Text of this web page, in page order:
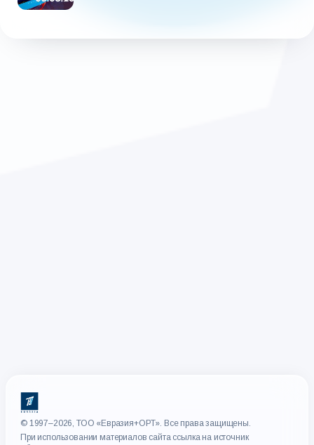
© 1997–2026, ТОО «Евразия+ОРТ». Все права защищены.
При использовании материалов сайта ссылка на источник